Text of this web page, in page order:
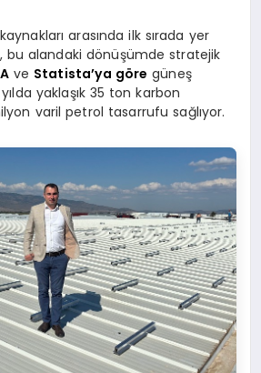
arasında ilk sırada yer
bu alandaki dönüşümde stratejik
ve Statista’ya göre güneş
yılda yaklaşık 35 ton karbon
varil petrol tasarrufu sağlıyor.